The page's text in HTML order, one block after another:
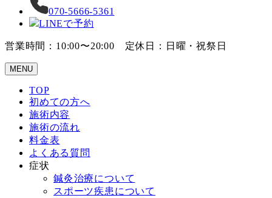
070-5666-5361
LINEで予約
営業時間：10:00〜20:00 定休日：日曜・祝祭日
MENU
TOP
初めての方へ
施術内容
施術の流れ
料金表
よくある質問
症状
鍼灸治療について
スポーツ疾患について